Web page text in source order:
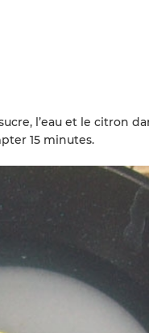
l’eau et le citron
15 minutes.